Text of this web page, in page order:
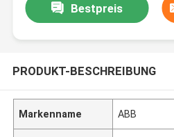
Bestpreis
PRODUKT-BESCHREIBUNG
Markenname ABB